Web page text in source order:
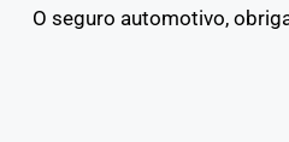
O seguro automotivo,